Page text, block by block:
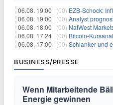
06.08. 19:00 | (00) EZB-Schock: Inflation
06.08. 19:00 | (00) Analyst prognostiziert
06.08. 18:00 | (00) NatWest Markets trotzt
06.08. 17:24 | (00) Bitcoin-Kursanalyse: BTC kämpft
06.08. 17:00 | (00) Schlanker und effizienter:
BUSINESS/PRESSE
Wenn Mitarbeitende
Energie gewinnen